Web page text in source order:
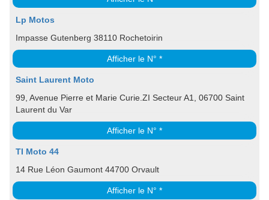
Lp Motos
Impasse Gutenberg 38110 Rochetoirin
Afficher le N° *
Saint Laurent Moto
99, Avenue Pierre et Marie Curie.ZI Secteur A1, 06700 Saint
Laurent du Var
Afficher le N° *
TI Moto 44
14 Rue Léon Gaumont 44700 Orvault
Afficher le N° *